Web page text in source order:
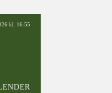
kl. 16:55